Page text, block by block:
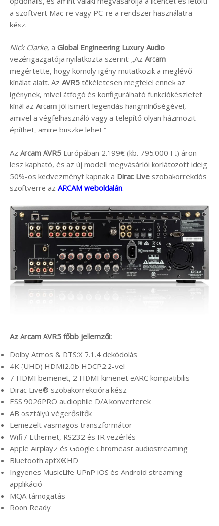
a szoftvert Mac-re vagy PC-re a rendszer használatra
kész.
Nick Clarke, a Global Engineering Luxury Audio
vezérigazgatója nyilatkozta szerint: „Az Arcam
megértette, hogy komoly igény mutatkozik a meglévő
kínálat alatt. Az AVR5 tökéletesen megfelel ennek az
igénynek, mivel átfogó és konfigurálható funkciókészletet
kínál az Arcam jól ismert legendás hangminőségével,
amivel a végfelhasználó vagy a telepítő olyan házimozit
építhet, amire büszke lehet.”
Az Arcam AVR5 Európában 2.199€ (kb. 795.000 Ft) áron
lesz kapható, és az új modell megvásárlói korlátozott ideig
50%-os kedvezményt kapnak a Dirac Live szobakorrekciós
szoftverre az ARCAM weboldalán.
Az Arcam AVR5 főbb jellemzői:
Dolby Atmos & DTS:X 7.1.4 dekódolás
4K (UHD) HDMI2.0b HDCP2.2-vel
7 HDMI bemenet, 2 HDMI kimenet eARC kompatibilis
Dirac Live® szobakorrekcióra kész
ESS 9026PRO audiophile D/A konverterek
AB osztályú végerősítők
Lemezelt vasmagos transzformátor
Wifi / Ethernet, RS232 és IR vezérlés
Apple Airplay2 és Google Chromeast audiostreaming
Bluetooth aptX®HD
Ingyenes MusicLife UPnP iOS és Android streaming
applikáció
MQA támogatás
Roon Ready